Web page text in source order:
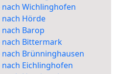
nach Wichlinghofen
nach Hörde
Barop
nach Bittermark
nach Brünninghausen
nach Eichlinghofen